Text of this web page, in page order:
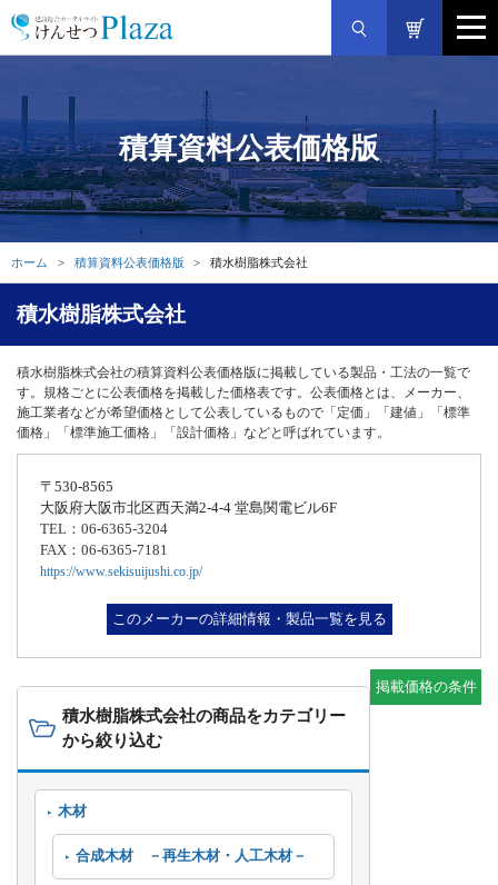
積算資料公表価格版
ホーム 積算資料公表価格版 積水樹脂株式会社
積水樹脂株式会社
積水樹脂株式会社の積算資料公表価格版に掲載している製品・工法の一覧で
す。規格ごとに公表価格を掲載した価格表です。公表価格とは、メーカー、
施工業者などが希望価格として公表しているもので「定価」「建値」「標準
価格」「標準施工価格」「設計価格」などと呼ばれています。
〒530-8565
大阪府大阪市北区西天満2-4-4 堂島関電ビル6F
TEL：06-6365-3204
FAX：06-6365-7181
https://www.sekisuijushi.co.jp/
このメーカーの詳細情報・製品一覧を見る
掲載価格の条件
積水樹脂株式会社の商品をカテゴリー
から絞り込む
木材
合成木材 －再生木材・人工木材－